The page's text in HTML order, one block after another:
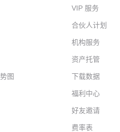
图
VIP 服务
合伙人计划
机构服务
资产托管
下载数据
福利中心
好友邀请
费率表